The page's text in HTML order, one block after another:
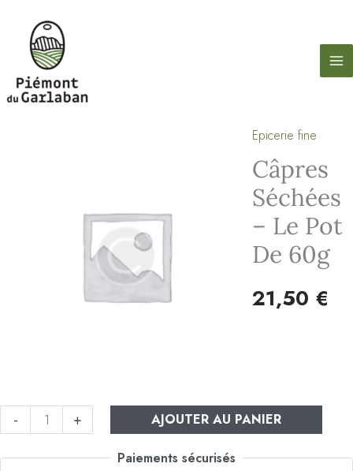
principal
contenu
Epicerie fine
Câpres
Séchées
– Le Pot
De 60g
21,50 €
- + AJOUTER AU PANIER
Paiements sécurisés
séchées
le
pot